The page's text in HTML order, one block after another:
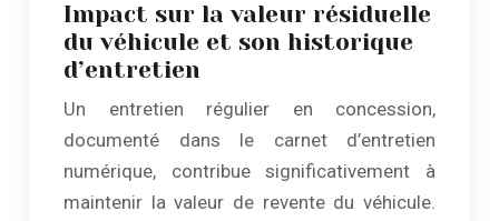
Impact sur la valeur résiduelle
du véhicule et son historique
d’entretien
Un entretien régulier en concession,
documenté dans le carnet d’entretien
numérique, contribue significativement à
maintenir la valeur de revente du véhicule.